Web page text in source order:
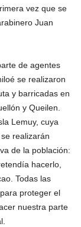
vez que se
Juan
de agentes
se realizaron
y barricadas en
y Queilen.
Lemuy, cuya
realizarán
de la población:
hacerlo,
Todas las
proteger el
nuestra parte